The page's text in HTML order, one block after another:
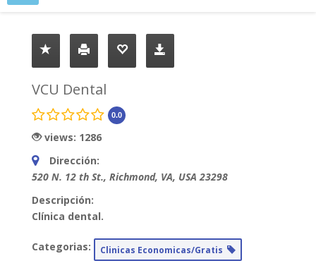
VCU Dental
0.0
views: 1286
Dirección:
520 N. 12 th St., Richmond, VA, USA 23298
Descripción:
Clínica dental.
Categorias: Clinicas Economicas/Gratis